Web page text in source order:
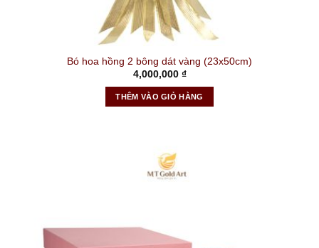
Bó hoa hồng 2 bông dát vàng (23x50cm)
4,000,000 ₫
THÊM VÀO GIỎ HÀNG